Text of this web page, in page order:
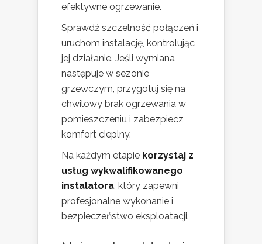
efektywne ogrzewanie.
Sprawdź szczelność połączeń i
uruchom instalację, kontrolując
jej działanie. Jeśli wymiana
następuje w sezonie
grzewczym, przygotuj się na
chwilowy brak ogrzewania w
pomieszczeniu i zabezpiecz
komfort cieplny.
Na każdym etapie korzystaj z
usług wykwalifikowanego
instalatora , który zapewni
profesjonalne wykonanie i
bezpieczeństwo eksploatacji.